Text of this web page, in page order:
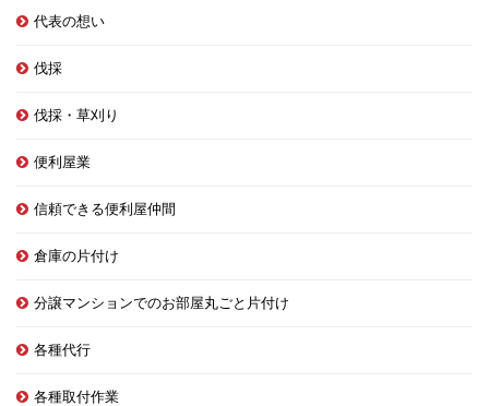
代表の想い
伐採
伐採・草刈り
便利屋業
信頼できる便利屋仲間
倉庫の片付け
分譲マンションでのお部屋丸ごと片付け
各種代行
各種取付作業